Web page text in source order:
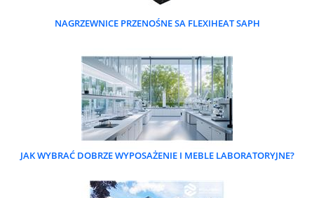
NAGRZEWNICE PRZENOŚNE SA FLEXIHEAT SAPH
JAK WYBRAĆ DOBRZE WYPOSAŻENIE I MEBLE LABORATORYJNE?